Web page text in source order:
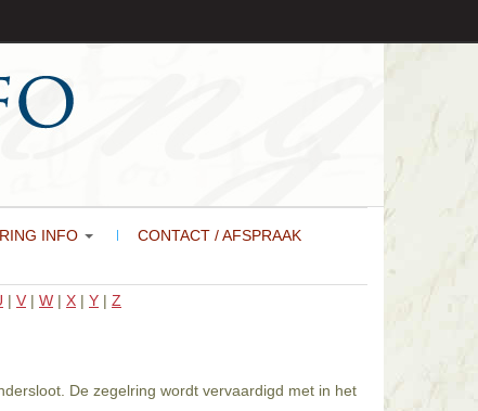
INFO CONTACT / AFSPRAAK
| V | W | X | Y | Z
De zegelring wordt vervaardigd met in het